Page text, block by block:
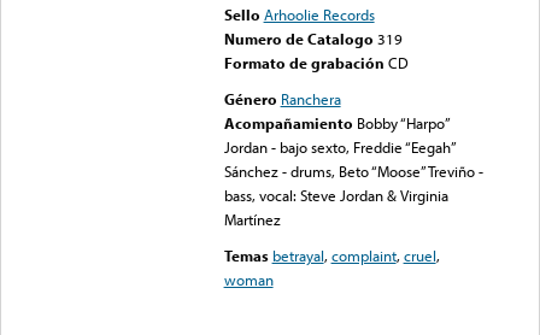
Sello Arhoolie Records
Numero de Catalogo 319
Formato de grabación CD
Género Ranchera
Acompañamiento Bobby “Harpo”
Jordan - bajo sexto, Freddie “Eegah”
Sánchez - drums, Beto “Moose” Treviño -
bass, vocal: Steve Jordan & Virginia
Martínez
Temas betrayal,complaint,cruel,
woman